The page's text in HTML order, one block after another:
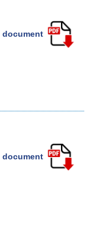
document
document